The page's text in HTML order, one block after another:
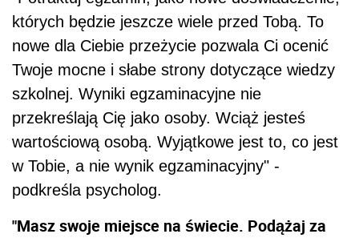
których będzie jeszcze wiele przed Tobą. To
nowe dla Ciebie przeżycie pozwala Ci ocenić
Twoje mocne i słabe strony dotyczące wiedzy
szkolnej. Wyniki egzaminacyjne nie
przekreślają Cię jako osoby. Wciąż jesteś
wartościową osobą. Wyjątkowe jest to, co jest
w Tobie, a nie wynik egzaminacyjny" -
podkreśla psycholog.
"Masz swoje miejsce na świecie. Podążaj za